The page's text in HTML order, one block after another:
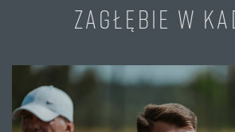
ZAGŁĘBIE W